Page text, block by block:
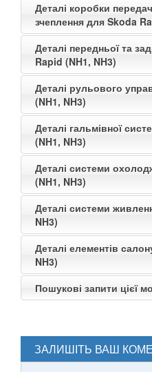
Деталі коробки передач
зчеплення для Skoda
Деталі передньої та
Rapid (NH1, NH3)
Деталі рульового
(NH1, NH3)
Деталі гальмівної
(NH1, NH3)
Деталі системи
(NH1, NH3)
Деталі системи
NH3)
Деталі елементів
NH3)
Пошукові запити цієї
ЗАЛИШІТЬ ВАШ